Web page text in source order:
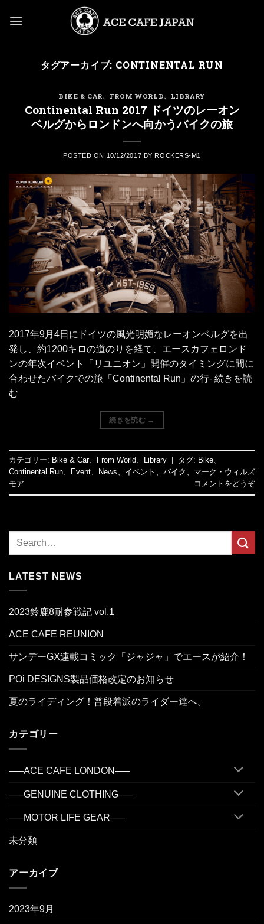
タグアーカイブ: CONTINENTAL RUN
BIKE & CAR、 FROM WORLD、 LIBRARY
Continental Run 2017 ドイツのレーオン
ベルグからロンドンへ向かうバイクの旅
POSTED ON 10/12/2017 BYROCKERS-M1
2017年9月4日にドイツの風光明媚なレーオンベルグを出
発し、約1200キロの道のりを経て、エースカフェロンド
ンの年次イベント「リユニオン」開催のタイミングに間に
合わせたバイクでの旅「Continental Run」の行- 続きを読
む
続きを読む →
カテゴリー: Bike & Car、 From World、 Library タグ: Bike、
Continental Run、 Event、 News、 イベント 、 バイク 、 マーク・ウィルズ
モア
コメントをどうぞ
LATEST NEWS
2023鈴鹿8耐参戦記 vol.1
ACE CAFE REUNION
サンデーGX連載コミック「ジャジャ」でエースが紹介！
POi DESIGNS製品価格改定のお知らせ
夏のライディング！普段着派のライダー達へ。
カテゴリー
—–ACE CAFE LONDON—–
—–GENUINE CLOTHING—–
—–MOTOR LIFE GEAR—–
未分類
アーカイブ
2023年9月